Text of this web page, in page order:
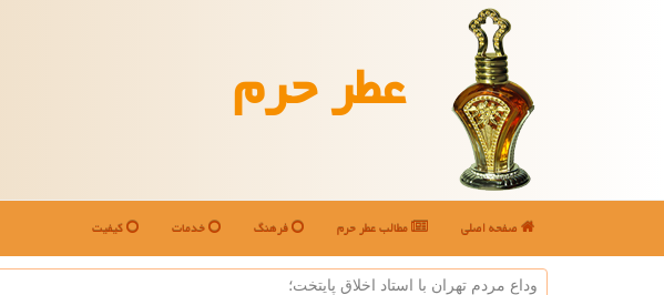
عطر حرم
صفحه اصلی مطالب عطر حرم فرهنگ خدمات کیفیت
وداع مردم تهران با استاد اخلاق پایتخت؛